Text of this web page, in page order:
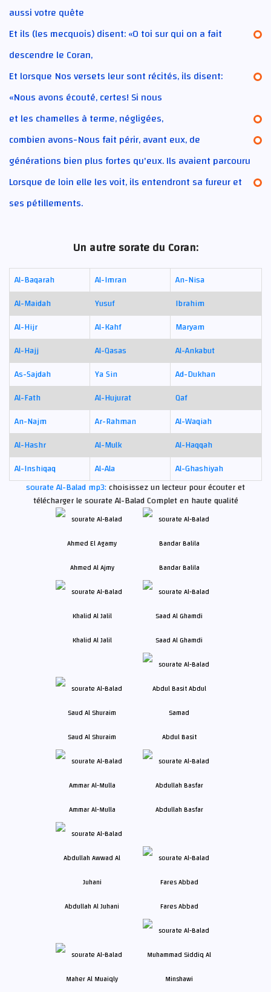
aussi votre quête
Et ils (les mecquois) disent: «O toi sur qui on a fait
descendre le Coran,
Et lorsque Nos versets leur sont récités, ils disent:
«Nous avons écouté, certes! Si nous
et les chamelles à terme, négligées,
combien avons-Nous fait périr, avant eux, de
générations bien plus fortes qu'eux. Ils avaient parcouru
Lorsque de loin elle les voit, ils entendront sa fureur et
ses pétillements.
Un autre sorate du Coran:
Al-Baqarah Al-Imran
An-Nisa
Al-Maidah
Yusuf
Ibrahim
Al-Hijr
Al-Kahf
Maryam
Al-Hajj
Al-Qasas
Al-Ankabut
As-Sajdah
Ya Sin
Ad-Dukhan
Al-Fath
Al-Hujurat
Qaf
An-Najm
Ar-Rahman
Al-Waqiah
Al-Hashr
Al-Mulk
Al-Haqqah
Al-Inshiqaq
Al-Ala
Al-Ghashiyah
sourate Al-Balad mp3:choisissez un lecteur pour écouter et
télécharger le sourate Al-Balad Complet en haute qualité
Ahmed Al Ajmy Bandar Balila
Khalid Al Jalil Saad Al Ghamdi
Saud Al Shuraim Abdul Basit
Ammar Al-Mulla Abdullah Basfar
Abdullah Al Juhani Fares Abbad